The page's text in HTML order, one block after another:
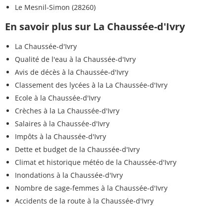
Le Mesnil-Simon (28260)
En savoir plus sur La Chaussée-d'Ivry
La Chaussée-d'Ivry
Qualité de l'eau à la Chaussée-d'Ivry
Avis de décès à la Chaussée-d'Ivry
Classement des lycées à la La Chaussée-d'Ivry
Ecole à la Chaussée-d'Ivry
Crèches à la La Chaussée-d'Ivry
Salaires à la Chaussée-d'Ivry
Impôts à la Chaussée-d'Ivry
Dette et budget de la Chaussée-d'Ivry
Climat et historique météo de la Chaussée-d'Ivry
Inondations à la Chaussée-d'Ivry
Nombre de sage-femmes à la Chaussée-d'Ivry
Accidents de la route à la Chaussée-d'Ivry